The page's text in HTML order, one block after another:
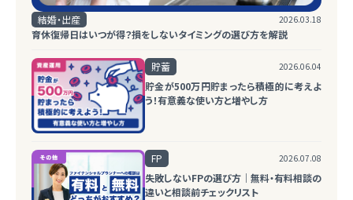
結婚・出産 2026.03.18
育休復帰日はいつが得？損をしないタイミングの選び方を解説
貯蓄 2026.06.04
貯金が500万円貯まったら積極的に考えよ
う！有意義な使い方と増やし方
FP 2026.07.08
失敗しないFPの選び方｜無料・有料相談の
違いと相談前チェックリスト